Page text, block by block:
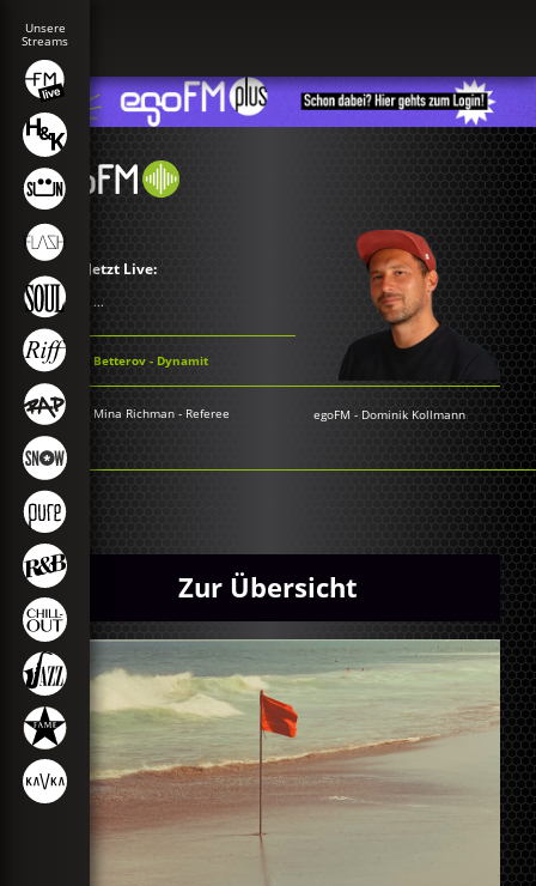
Jetzt Live:
...
Betterov - Dynamit
Mina Richman - Referee egoFM - Dominik Kollmann
Zur Übersicht